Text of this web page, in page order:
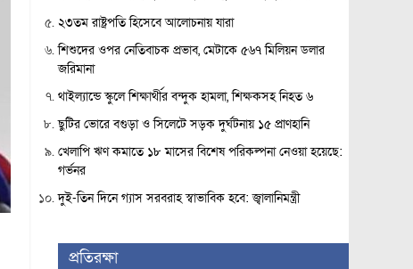
২৩তম রাষ্ট্রপতি হিসেবে আলোচনায় যারা
শিশুদের ওপর নেতিবাচক প্রভাব, মেটাকে ৫৬৭ মিলিয়ন ডলার
জরিমানা
থাইল্যান্ডে স্কুলে শিক্ষার্থীর বন্দুক হামলা, শিক্ষকসহ নিহত ৬
ছুটির ভোরে বগুড়া ও সিলেটে সড়ক দুর্ঘটনায় ১৫ প্রাণহানি
খেলাপি ঋণ কমাতে ১৮ মাসের বিশেষ পরিকল্পনা নেওয়া হয়েছে:
গর্ভনর
দুই-তিন দিনে গ্যাস সরবরাহ স্বাভাবিক হবে: জ্বালানিমন্ত্রী
প্রতিরক্ষা